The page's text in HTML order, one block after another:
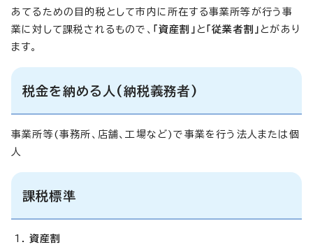
あてるための目的税として市内に所在する事業所等が行う事
業に対して課税されるもので、
「資産割」 と 「従業者割」 とがあり
ます。
税金を納める人(納税義務者)
事業所等(事務所、店舗、工場など)で事業を行う法人または個
人
課税標準
資産割